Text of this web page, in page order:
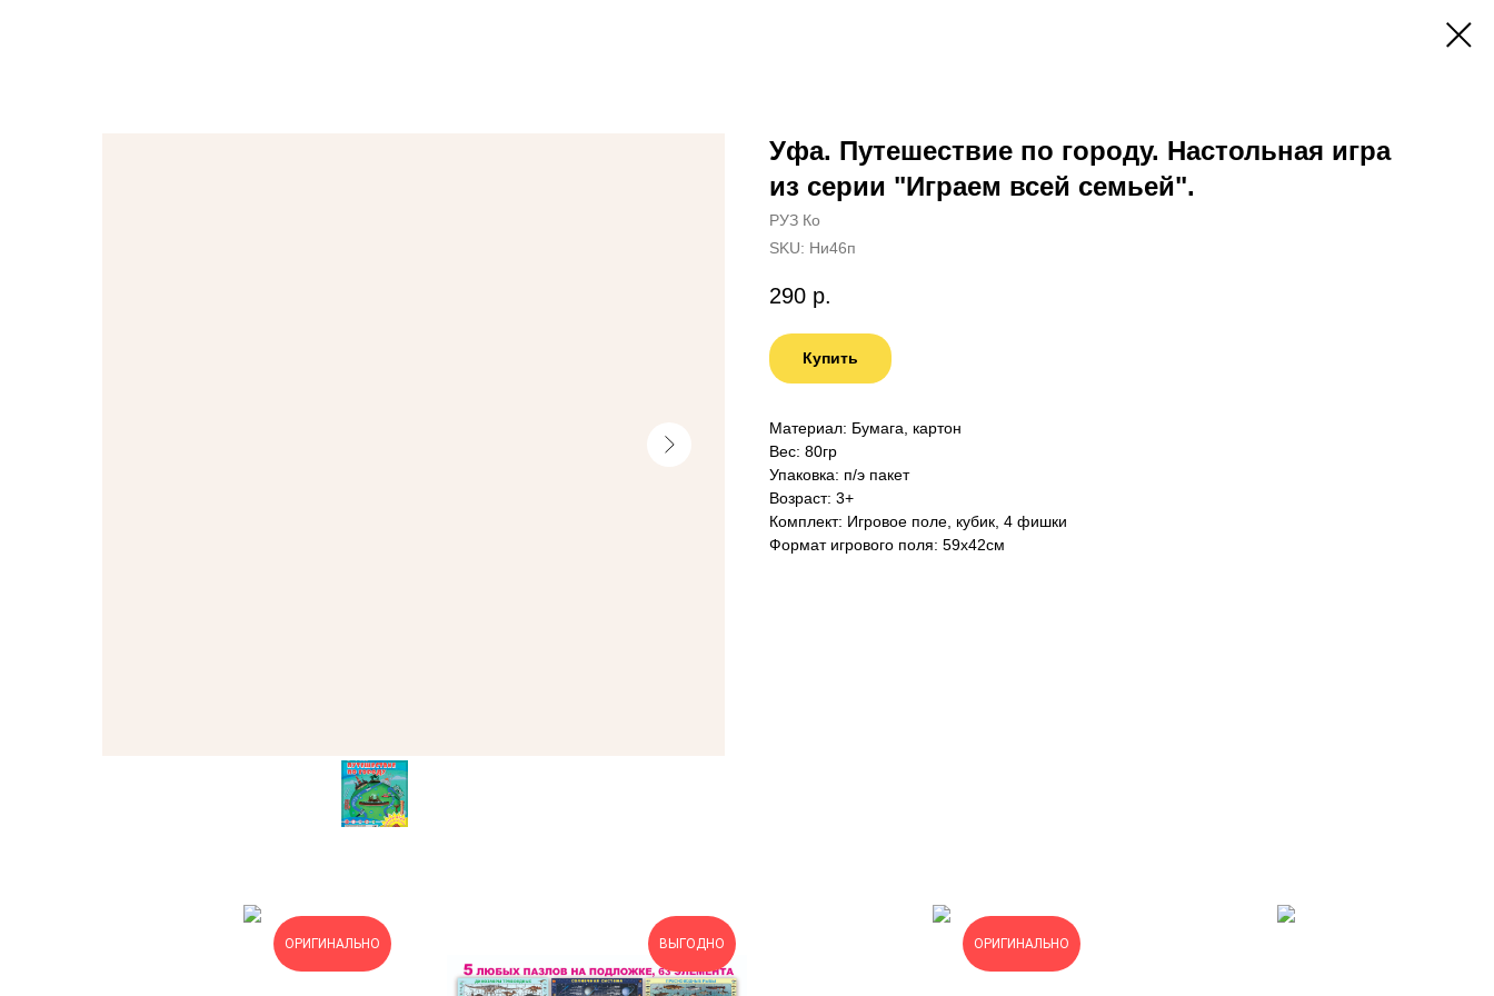
Уфа. Путешествие по городу. Настольная игра
из серии "Играем всей семьей".
РУЗ Ко
SKU: Ни46п
290 р.
Купить
Материал: Бумага, картон
Вес: 80гр
Упаковка: п/э пакет
Возраст: 3+
Комплект: Игровое поле, кубик, 4 фишки
Формат игрового поля: 59х42см
ОРИГИНАЛЬНО ВЫГОДНО ОРИГИНАЛЬНО